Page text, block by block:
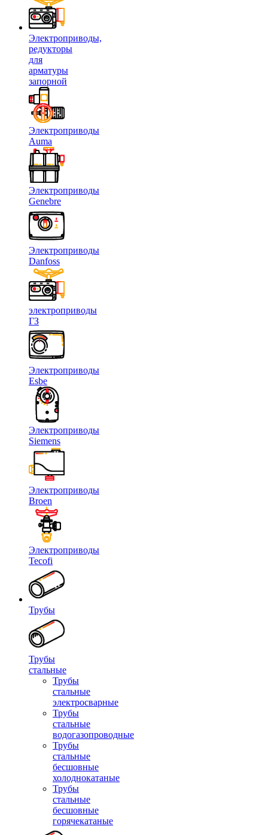
Электроприводы,
редукторы
для
арматуры
запорной
Электроприводы
Auma
Электроприводы
Genebre
Электроприводы
Danfoss
электроприводы
ГЗ
Электроприводы
Esbe
Электроприводы
Siemens
Электроприводы
Broen
Электроприводы
Tecofi
Трубы
Трубы
стальные
Трубы
стальные
электросварные
Трубы
стальные
водогазопроводные
Трубы
стальные
бесшовные
холоднокатаные
Трубы
стальные
бесшовные
горячекатаные